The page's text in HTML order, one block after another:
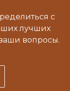
с
лучших
вопросы.